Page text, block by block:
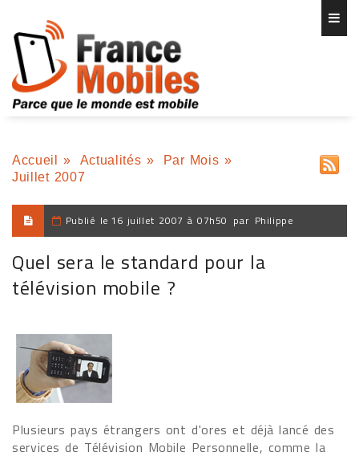
Accueil » Actualités » Par Mois »
Juillet 2007
Publié le 16 juillet 2007 à 07h50 par Philippe
Quel sera le standard pour la
télévision mobile ?
Plusieurs pays étrangers ont d'ores et déjà lancé des
services de Télévision Mobile Personnelle, comme la